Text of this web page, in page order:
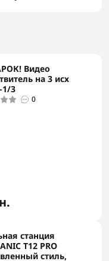
Видео
на 3 исх
1/3
0
станция
T12 PRO
стиль,